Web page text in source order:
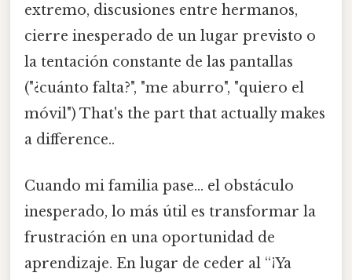
extremo, discusiones entre hermanos,
cierre inesperado de un lugar previsto o
la tentación constante de las pantallas
("¿cuánto falta?", "me aburro", "quiero el
móvil") That's the part that actually makes
a difference..
Cuando mi familia pase… el obstáculo
inesperado, lo más útil es transformar la
frustración en una oportunidad de
aprendizaje. En lugar de ceder al “¡Ya